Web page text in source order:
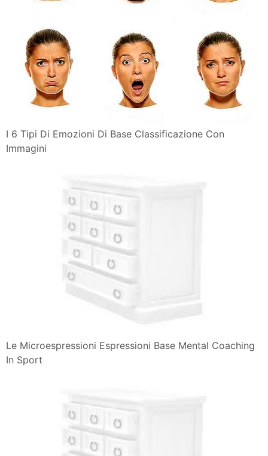
I 6 Tipi Di Emozioni Di Base Classificazione Con
Immagini
Le Microespressioni Espressioni Base Mental Coaching
In Sport